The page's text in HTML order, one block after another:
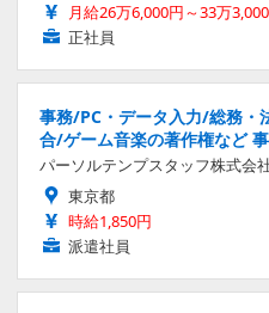
月給26万6,000円～33万
正社員
事務/PC・データ入力/総務・
合/ゲーム音楽の著作権など
パーソルテンプスタッフ株式会
東京都
時給1,850円
派遣社員